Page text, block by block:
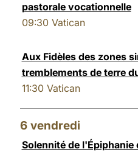
pastorale vocationnelle
09:30 Vatican
Aux Fidèles des zones
tremblements de terre
11:30 Vatican
6 vendredi
Solennité de l'Épiphanie